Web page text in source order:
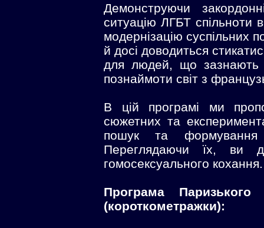
Демонструючи
ситуацію ЛГБТ спільноти в
модернізацію суспільних
й досі доводиться
для людей, що зазнають
познаймоти світ з
В цій програмі ми
сюжетних та
пошук та формування
Переглядаючи їх, ви
гомосексуального кохання.
Програма Паризького
(короткометражки):